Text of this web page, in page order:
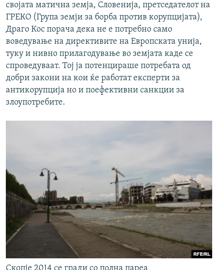
својата матична земја, Словенија, претседателот на
ГРЕКО (Група земји за борба против корупцијата),
Драго Кос порача дека не е потребно само
воведување на директивите на Европската унија,
туку и нивно прилагодување во земјата каде се
спроведуваат. Тој ја потенцираше потребата од
добри закони на кои ќе работат експерти за
антикорупција но и поефективни санкции за
злоупотребите.